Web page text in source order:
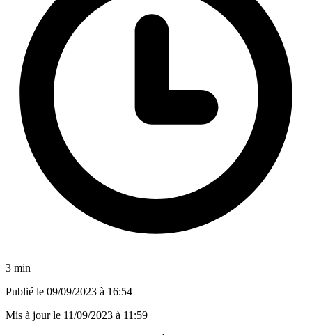
3 min
Publié le 09/09/2023 à 16:54
Mis à jour le 11/09/2023 à 11:59